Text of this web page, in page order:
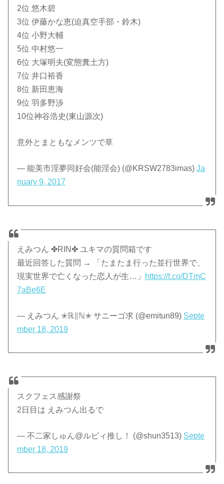
2位 悠木碧
3位 伊藤かな恵(迫真空手部・鈴木)
4位 小野大輔
5位 中村悠一
6位 大塚明夫(変態糞土方)
7位 井口裕香
8位 新田恵海
9位 羽多野渉
10位神谷浩史(東山源次)
意外とまともなメンツで草
— 能美市淫夢同好会(能淫会) (@KRSW2783imas)Ja
nuary 9, 2017
えみつん ✤RIN✤ ユキマの質問箱です
最近回答した質問 → 「たまたま行った並行世界で、
現実世界で亡くなった恋人が生…」
https://t.co/DTmC
7aBe6E
— えみつん ✭ℝ∥ℕ✭ サニーゴ求 (@emitun89) Septe
mber 18, 2019
スクフェス感謝祭
2日目は えみつん出るで
— 不二家しゅん@ルビィ推し！ (@shun3513) Septe
mber 18, 2019